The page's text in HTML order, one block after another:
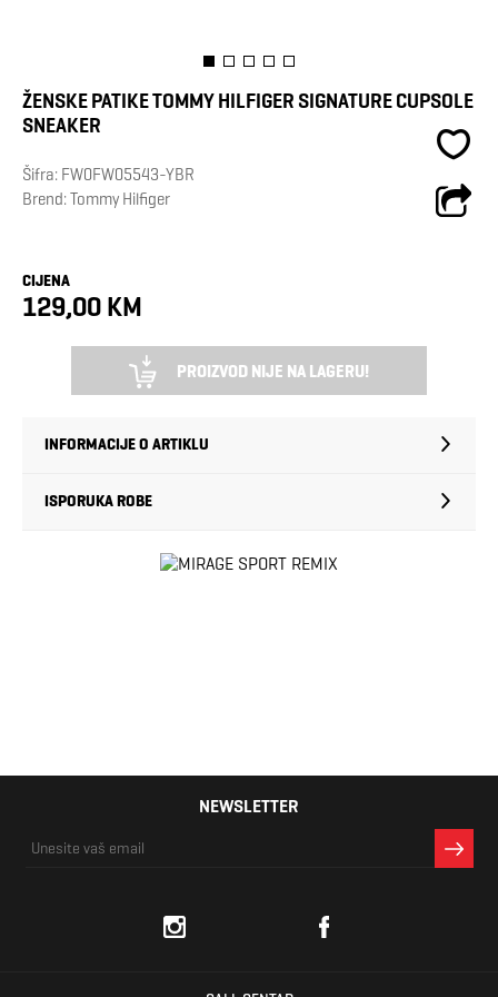
ŽENSKE PATIKE TOMMY HILFIGER SIGNATURE CUPSOLE
SNEAKER
Šifra: FW0FW05543-YBR
Brend:Tommy Hilfiger
CIJENA
129,00 KM
PROIZVOD NIJE NA LAGERU!
INFORMACIJE O ARTIKLU
ISPORUKA ROBE
NEWSLETTER